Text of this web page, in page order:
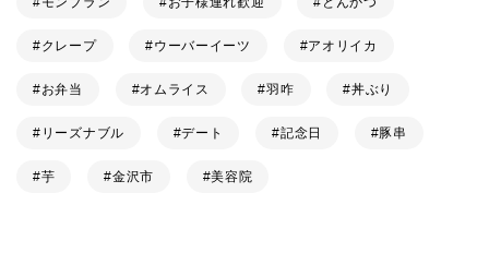
クレープ ウーバーイーツ アオリイカ
お弁当 オムライス 羽咋 丼ぶり
リーズナブル デート 記念日 豚串
芋 金沢市 美容院